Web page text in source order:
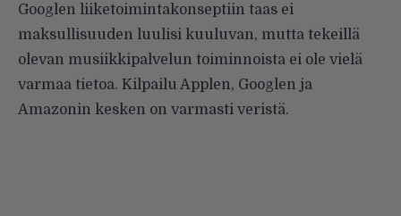
Googlen liiketoimintakonseptiin taas ei
maksullisuuden luulisi kuuluvan, mutta tekeillä
olevan musiikkipalvelun toiminnoista ei ole vielä
varmaa tietoa. Kilpailu Applen, Googlen ja
Amazonin kesken on varmasti veristä.